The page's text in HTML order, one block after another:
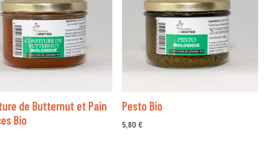
de Butternut et Pain
Bio
Pesto Bio
5,80€